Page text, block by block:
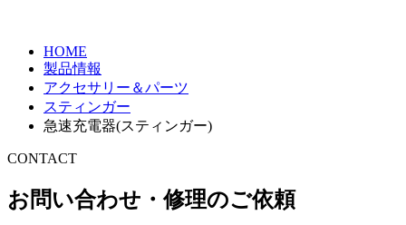
HOME
製品情報
アクセサリー＆パーツ
スティンガー
急速充電器(スティンガー)
CONTACT
お問い合わせ・修理のご依頼